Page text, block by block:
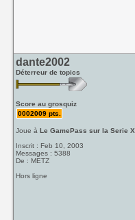
dante2002
Déterreur de topics
Score au grosquiz
0002009 pts.
Joue àLe GamePass sur la Serie X
Inscrit : Feb 10, 2003
Messages : 5388
De : METZ
Hors ligne